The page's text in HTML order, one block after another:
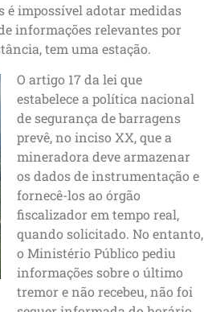
é impossível adotar medidas
informações relevantes por
tem uma estação.
O artigo 17 da lei que
estabelece a política nacional
de segurança de barragens
prevê, no inciso XX, que a
mineradora deve armazenar
os dados de instrumentação e
fornecê-los ao órgão
fiscalizador em tempo real,
quando solicitado. No entanto,
o Ministério Público pediu
informações sobre o último
tremor e não recebeu, não foi